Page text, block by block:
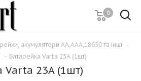
0
акумулятори АА,ААА,18650 та інші
-
- Батарейка Varta 23A (1шт)
Varta 23A (1шт)